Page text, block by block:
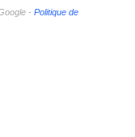
- Politique de